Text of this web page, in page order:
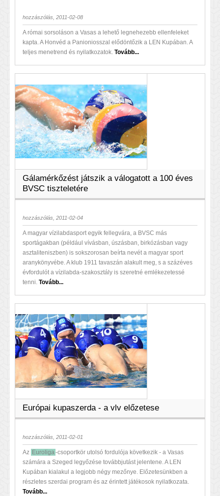
hozzászólás, 2011-02-08
A római sorsoláson a Vasas a lehető legnehezebb ellenfeleket
kapta. A Honvéd a Panioniosszal elődöntőzik a LEN Kupában. A
teljes menetrend és nyilatkozatok. Tovább...
Gálamérkőzést játszik a válogatott a 100 éves
BVSC tiszteletére
hozzászólás, 2011-02-04
A magyar vízilabdasport egyik fellegvára, a BVSC más
sportágakban (például vívásban, úszásban, birkózásban vagy
asztaliteniszben) is sokszorosan beírta nevét a magyar sport
aranykönyvébe. A klub 1911 tavaszán alakult meg, s a százéves
évfordulót a vízilabda-szakosztály is szeretné emlékezetessé
tenni. Tovább...
Európai kupaszerda - a vlv előzetese
hozzászólás, 2011-02-01
Az Euroliga-csoportkör utolsó fordulója következik - a Vasas
számára a Szeged legyőzése továbbjutást jelentene. A LEN
Kupában kialakul a legjobb négy mezőnye. Előzetesünkben a
részletes szerdai program és az érintett játékosok nyilatkozata.
Tovább...